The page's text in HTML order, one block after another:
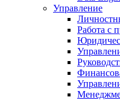
Управление
Работа с